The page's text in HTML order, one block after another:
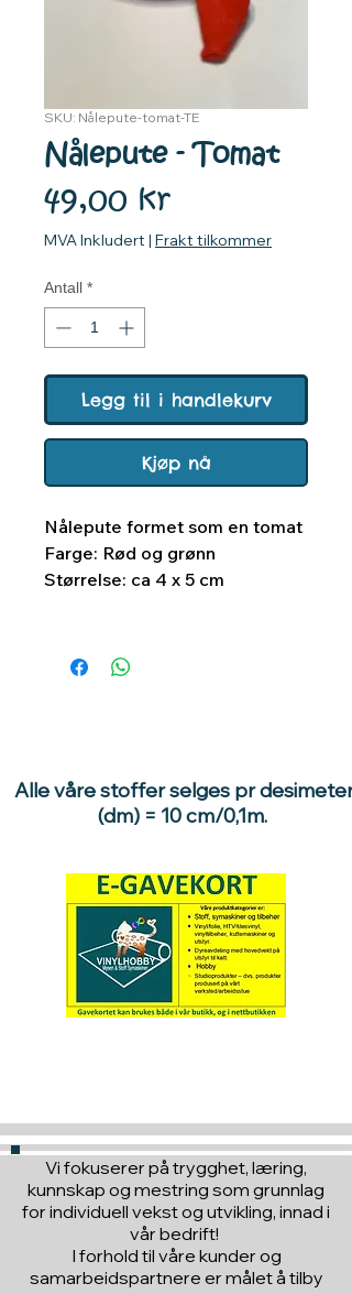
SKU: Nålepute-tomat-TE
Nålepute - Tomat
49,00 krPris
MVA Inkludert | Frakt tilkommer
Antall *
Legg til i handlekurv
Kjøp nå
Nålepute formet som en tomat
Farge: Rød og grønn
Størrelse: ca 4 x 5 cm
Alle våre stoffer selges pr desimeter
(dm) = 10 cm/0,1m.
Vi fokuserer på trygghet, læring,
kunnskap og mestring som grunnlag
for individuell vekst og utvikling, innad i
vår bedrift!
I forhold til våre kunder og
samarbeidspartnere er målet å tilby